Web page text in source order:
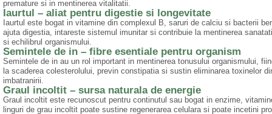
premature si in mentinerea vitalitatii.
Iaurtul – aliat pentru digestie si longevitate
Iaurtul este bogat in vitamine din complexul B, saruri de calciu si bacterii
ajuta digestia, intareste sistemul imunitar si contribuie la mentinerea
si echilibrul organismului.
Semintele de in – fibre esentiale pentru organism
Semintele de in au un rol important in mentinerea tonusului organismului,
la scaderea colesterolului, previn constipatia si sustin eliminarea toxinelor
imbatranirii.
Graul incoltit – sursa naturala de energie
Graul incoltit este recunoscut pentru continutul sau bogat in enzime,
linguri de grau incoltit poate sustine regenerarea celulara si poate incetini